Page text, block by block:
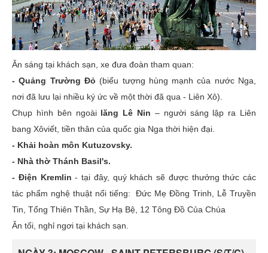
Ăn sáng tại khách sạn, xe đưa đoàn tham quan:
- Quảng Trường Đỏ (biểu tượng hùng mạnh của nước Nga,
nơi đã lưu lại nhiều ký ức về một thời đã qua - Liên Xô).
Chụp hình bên ngoài lăng Lê Nin – người sáng lập ra Liên
bang Xôviết, tiền thân của quốc gia Nga thời hiện đại.
- Khải hoàn môn Kutuzovsky.
- Nhà thờ Thánh Basil's.
- Điện Kremlin - tại đây, quý khách sẽ được thưởng thức các
tác phẩm nghệ thuật nổi tiếng: Đức Mẹ Đồng Trinh, Lễ Truyền
Tin, Tổng Thiên Thần, Sự Hạ Bệ, 12 Tông Đồ Của Chúa
Ăn tối, nghỉ ngơi tại khách sạn.